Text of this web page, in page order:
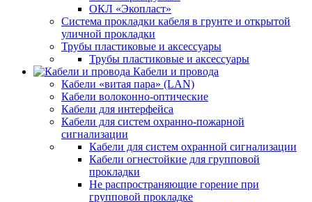
ОКЛ «Экопласт»
Система прокладки кабеля в грунте и открытой
уличной прокладки
Трубы пластиковые и аксессуары
Трубы пластиковые и аксессуары
Кабели и провода
Кабели «витая пара» (LAN)
Кабели волоконно-оптические
Кабели для интерфейса
Кабели для систем охранно-пожарной
сигнализации
Кабели для систем охранной сигнализации
Кабели огнестойкие для групповой
прокладки
Не распространяющие горение при
групповой прокладке